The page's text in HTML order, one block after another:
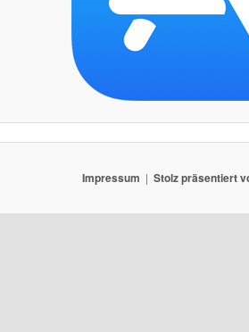
Impressum Stolz präsentiert